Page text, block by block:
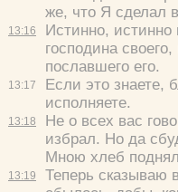
13:16
13:17
13:18
13:19
же, что Я сделал
Истинно,
господина
пославшего его.
Если это знаете,
исполняете.
Не о всех вас
избрал. Но да
Мною хлеб
Теперь сказываю